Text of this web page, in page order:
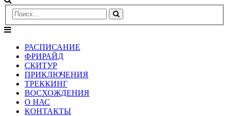
РАСПИСАНИЕ
ФРИРАЙД
СКИТУР
ПРИКЛЮЧЕНИЯ
ТРЕККИНГ
ВОСХОЖДЕНИЯ
О НАС
КОНТАКТЫ